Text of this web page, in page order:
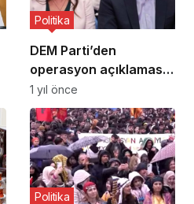
DEM Parti’den
operasyon açıklaması:
Kabul edilemez
Politika
1 yıl önce
Politika